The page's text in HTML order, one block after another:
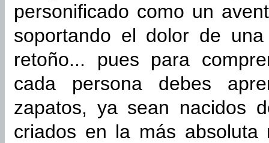
personificado como un
soportando el dolor de
retoño... pues para
cada persona debes
zapatos, ya sean nacidos
criados en la más absoluta